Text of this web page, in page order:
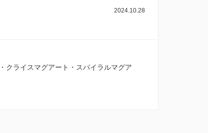
2024.10.28
クライスマグアート・スパイラルマグア